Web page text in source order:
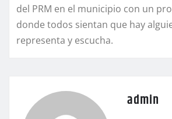
del PRM en el municipio con un
donde todos sientan que hay
representa y escucha.
admin